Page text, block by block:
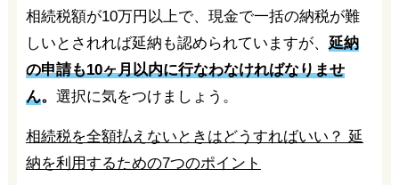
相続税額が10万円以上で、現金で一括の納税が難
しいとされれば延納も認められていますが、 延納
の申請も10ヶ月以内に行なわなければなりませ
ん。 選択に気をつけましょう。
相続税を全額払えないときはどうすればいい？ 延
納を利用するための7つのポイント